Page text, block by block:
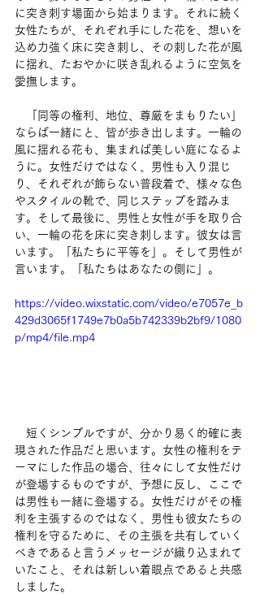
に突き刺す場面から始まります。それに続く
女性たちが、それぞれ手にした花を、想いを
込め力強く床に突き刺し、その刺した花が風
に揺れ、たおやかに咲き乱れるように空気を
愛撫します。
「同等の権利、地位、尊厳をまもりたい」
ならば一緒にと、皆が歩き出します。一輪の
風に揺れる花も、集まれば美しい庭になるよ
うに。女性だけではなく、男性も入り混じ
り、それぞれが飾らない普段着で、様々な色
やスタイルの靴で、同じステップを踏みま
す。そして最後に、男性と女性が手を取り合
い、一輪の花を床に突き刺します。彼女は言
います。「私たちに平等を」。そして男性が
言います。「私たちはあなたの側に」。
https://video.wixstatic.com/video/e7057e_b
429d3065f1749e7b0a5b742339b2bf9/1080
p/mp4/file.mp4
短くシンプルですが、分かり易く的確に表
現された作品だと思います。女性の権利をテ
ーマにした作品の場合、往々にして女性だけ
が登場するものですが、予想に反し、ここで
は男性も一緒に登場する。女性だけがその権
利を主張するのではなく、男性も彼女たちの
権利を守るために、その主張を共有していく
べきであると言うメッセージが織り込まれて
いたこと、それは新しい着眼点であると共感
しました。